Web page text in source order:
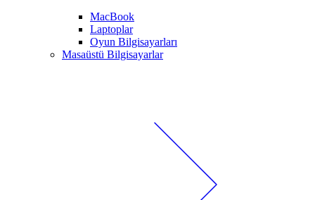
MacBook
Laptoplar
Oyun Bilgisayarları
Masaüstü Bilgisayarlar